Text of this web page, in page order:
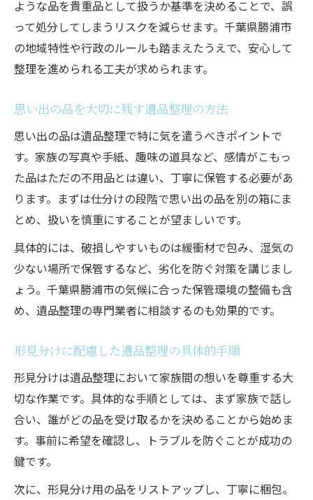
ような品を貴重品として扱うか基準を決めることで、誤
って処分してしまうリスクを減らせます。千葉県勝浦市
の地域特性や行政のルールも踏まえたうえで、安心して
整理を進められる工夫が求められます。
思い出の品を大切に残す遺品整理の方法
思い出の品は遺品整理で特に気を遣うべきポイントで
す。家族の写真や手紙、趣味の道具など、感情がこもっ
た品はただの不用品とは違い、丁寧に保管する必要があ
ります。まずは仕分けの段階で思い出の品を別の箱にま
とめ、扱いを慎重にすることが望ましいです。
具体的には、破損しやすいものは緩衝材で包み、湿気の
少ない場所で保管するなど、劣化を防ぐ対策を講じまし
ょう。千葉県勝浦市の気候に合った保管環境の整備も含
め、遺品整理の専門業者に相談するのも効果的です。
形見分けに配慮した遺品整理の具体的手順
形見分けは遺品整理において家族間の想いを尊重する大
切な作業です。具体的な手順としては、まず家族で話し
合い、誰がどの品を受け取るかを決めることから始めま
す。事前に希望を確認し、トラブルを防ぐことが成功の
鍵です。
次に、形見分け用の品をリストアップし、丁寧に梱包。